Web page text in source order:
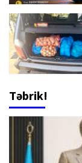
Təbrik!